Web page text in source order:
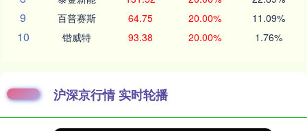
9 百普赛斯 64.75 20.00% 11.09%
10 锴威特 93.38 20.00% 1.76%
沪深京行情 实时轮播